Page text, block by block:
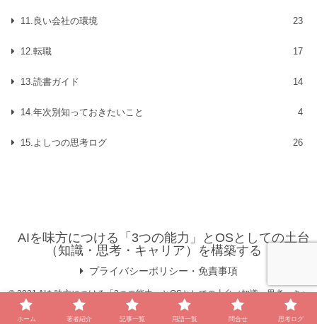
11.良い会社の環境 23
12.転職 17
13.読書ガイド 14
14.年次別知っておきたいこと 4
15.よしつの思考ログ 26
AIを味方につける「3つの能力」とOSとしての土台
（知識・思考・キャリア）を構築する
プライバシーポリシー・免責事項
© 2021 AIを味方につける「3つの能力」とOSとしての土台（知識・思考・キャ
リア）を構築する.
ホーム 著者紹介 記事一覧 用語一覧 問合せ 思考ログ